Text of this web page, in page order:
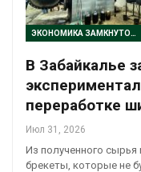
ЭКОНОМИКА ЗАМКНУТОГО ЦИКЛА
В Забайкалье
переработке
Июл 31, 2026
Из полученного
брекеты, которые не